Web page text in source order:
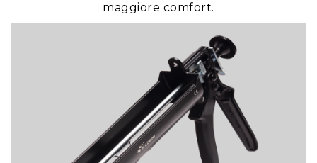
maggiore comfort.